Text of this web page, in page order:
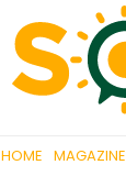
HOME MAGAZINE